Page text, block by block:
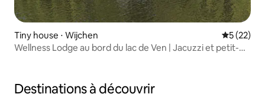
Tiny house ⋅ Wijchen
5 (22)
Wellness Lodge au bord du lac de Ven | Jacuzzi et petit-
Destinations à découvrir